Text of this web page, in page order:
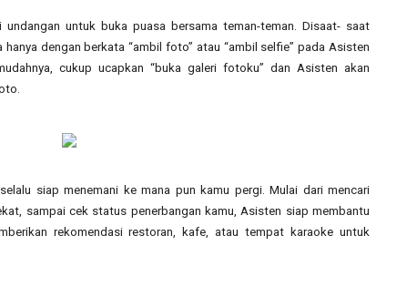
untuk buka puasa bersama teman-teman. Disaat- saat
dengan berkata “ambil foto” atau “ambil selfie” pada Asisten
cukup ucapkan “buka galeri fotoku” dan Asisten akan
siap menemani ke mana pun kamu pergi. Mulai dari mencari
sampai cek status penerbangan kamu, Asisten siap membantu
rekomendasi restoran, kafe, atau tempat karaoke untuk